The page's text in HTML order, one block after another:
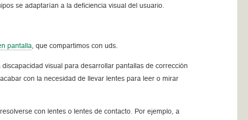
se adaptarían a la deficiencia visual del usuario.
pantalla , que compartimos con uds.
visual para desarrollar pantallas de corrección
con la necesidad de llevar lentes para leer o mirar
con lentes o lentes de contacto. Por ejemplo, a